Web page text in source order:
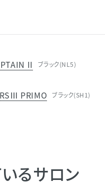
II ブラック(NL5)
RSⅢ PRIMO ブラック(SH1)
るサロン